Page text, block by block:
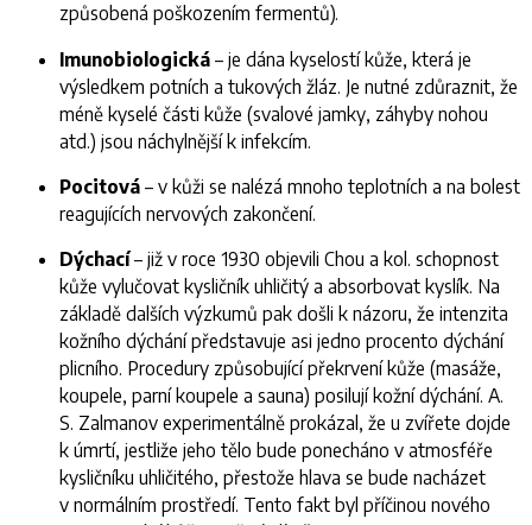
způsobená poškozením fermentů).
Imunobiologická – je dána kyselostí kůže, která je
výsledkem potních a tukových žláz. Je nutné zdůraznit, že
méně kyselé části kůže (svalové jamky, záhyby nohou
atd.) jsou náchylnější k infekcím.
Pocitová – v kůži se nalézá mnoho teplotních a na bolest
reagujících nervových zakončení.
Dýchací– již v roce 1930 objevili Chou a kol. schopnost
kůže vylučovat kysličník uhličitý a absorbovat kyslík. Na
základě dalších výzkumů pak došli k názoru, že intenzita
kožního dýchání představuje asi jedno procento dýchání
plicního. Procedury způsobující překrvení kůže (masáže,
koupele, parní koupele a sauna) posilují kožní dýchání. A.
S. Zalmanov experimentálně prokázal, že u zvířete dojde
k úmrtí, jestliže jeho tělo bude ponecháno v atmosféře
kysličníku uhličitého, přestože hlava se bude nacházet
v normálním prostředí. Tento fakt byl příčinou nového